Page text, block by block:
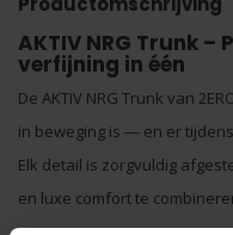
AKTIV NRG Trunk
verfijning in één
De AKTIV NRG Trunk van
in beweging is — en er
Elk detail is zorgvuldig
en luxe comfort te